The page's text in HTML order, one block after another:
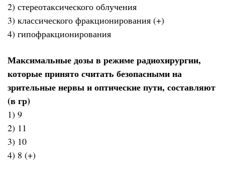
2) стереотаксического облучения
3) классического фракционирования (+)
4) гипофракционирования
Максимальные дозы в режиме радиохирургии,
которые принято считать безопасными на
зрительные нервы и оптические пути, составляют
(в гр)
1) 9
2) 11
3) 10
4) 8 (+)